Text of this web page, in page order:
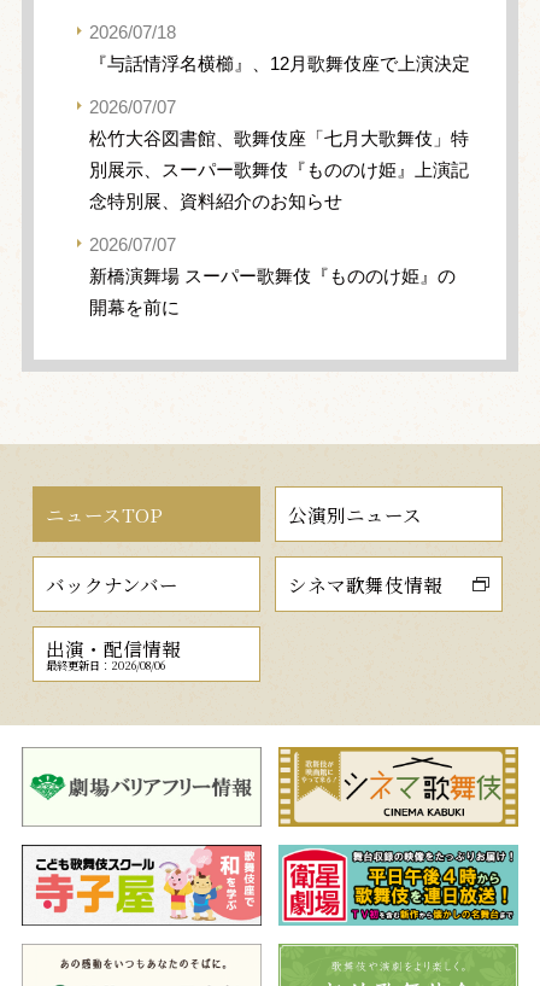
2026/07/18
『与話情浮名横櫛』、12月歌舞伎座で上演決定
2026/07/07
松竹大谷図書館、歌舞伎座「七月大歌舞伎」特
別展示、スーパー歌舞伎『もののけ姫』上演記
念特別展、資料紹介のお知らせ
2026/07/07
新橋演舞場 スーパー歌舞伎『もののけ姫』の
開幕を前に
ニュースTOP 公演別ニュース
バックナンバー シネマ歌舞伎情報
出演・配信情報
最終更新日：2026/08/06